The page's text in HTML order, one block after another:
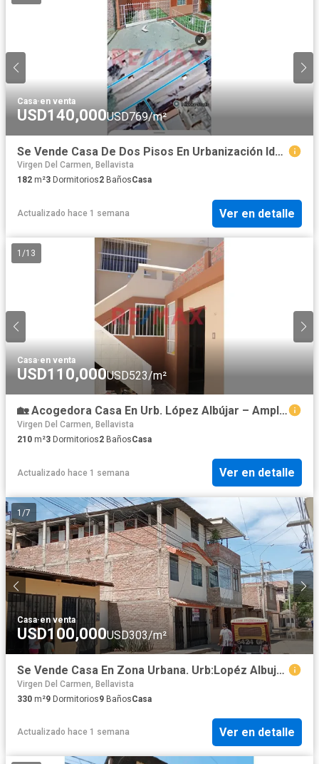
Casa·en venta
USD140,000USD769/m²
Se Vende Casa De Dos Pisos En Urbanización Idelfonso Coloma Sullana En Pasaje Muy Cerca A Calle José De Lama
Virgen Del Carmen, Bellavista
182 m²3 Dormitorios2 BañosCasa
Actualizado hace 1 semana Ver en detalle
1 /13
Casa·en venta
USD110,000USD523/m²
🏡 Acogedora Casa En Urb. López Albújar – Amplia, Moderna Y Lista Para Mudarse
Virgen Del Carmen, Bellavista
210 m²3 Dormitorios2 BañosCasa
Actualizado hace 1 semana Ver en detalle
1 /7
Casa·en venta
USD100,000USD303/m²
Se Vende Casa En Zona Urbana. Urb:Lopéz Albujar Ii Etp. - Sullana
Virgen Del Carmen, Bellavista
330 m²9 Dormitorios9 BañosCasa
Actualizado hace 1 semana Ver en detalle